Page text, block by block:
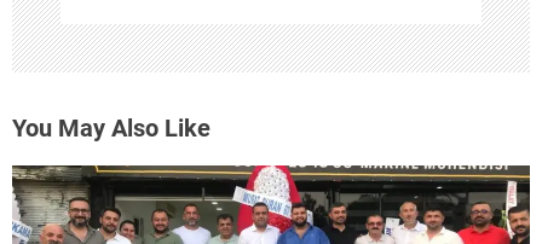
You May Also Like